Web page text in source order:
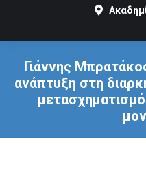
Γιάννης
ανάπτυξη στη